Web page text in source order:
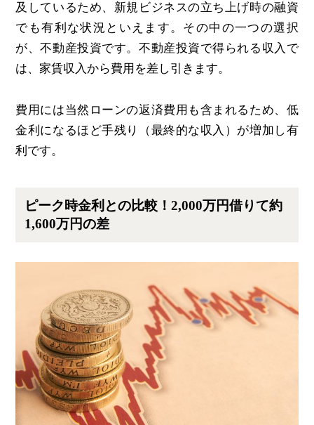
及しているため、新規ビジネスの立ち上げ時の融資
でも有利な状況といえます。その中の一つの選択
が、不動産投資です。不動産投資で得られる収入で
は、家賃収入から費用を差し引きます。
費用には当然ローンの返済費用も含まれるため、低
金利になるほど手残り（最終的な収入）が増加し有
利です。
ピーク時金利との比較！2,000万円借りて約
1,600万円の差